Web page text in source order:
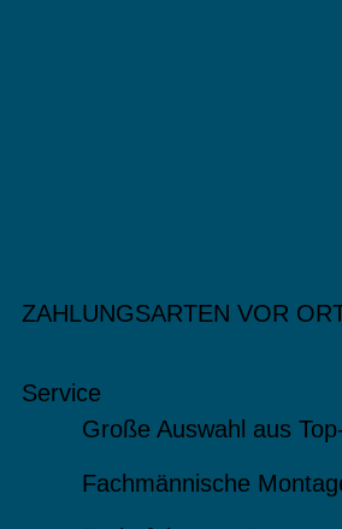
ZAHLUNGSARTEN VOR
Service
Große Auswahl aus
Fachmännische